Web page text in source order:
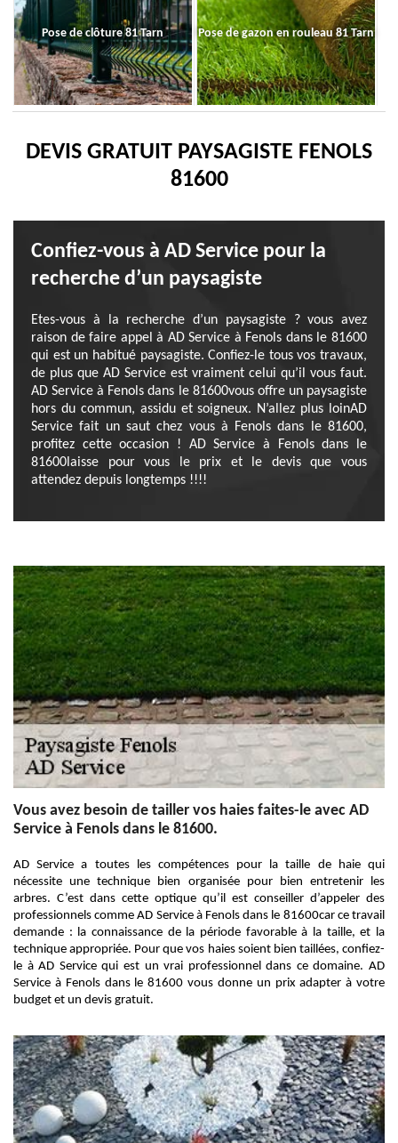
Pose de clôture 81 Tarn Pose de gazon en rouleau 81 Tarn
DEVIS GRATUIT PAYSAGISTE FENOLS
81600
Confiez-vous à AD Service pour la
recherche d’un paysagiste
Etes-vous à la recherche d’un paysagiste ? vous avez
raison de faire appel à AD Service à Fenols dans le 81600
qui est un habitué paysagiste. Confiez-le tous vos travaux,
de plus que AD Service est vraiment celui qu’il vous faut.
AD Service à Fenols dans le 81600vous offre un paysagiste
hors du commun, assidu et soigneux. N’allez plus loinAD
Service fait un saut chez vous à Fenols dans le 81600,
profitez cette occasion ! AD Service à Fenols dans le
81600laisse pour vous le prix et le devis que vous
attendez depuis longtemps !!!!
Vous avez besoin de tailler vos haies faites-le avec AD
Service à Fenols dans le 81600.
AD Service a toutes les compétences pour la taille de haie qui
nécessite une technique bien organisée pour bien entretenir les
arbres. C’est dans cette optique qu’il est conseiller d’appeler des
professionnels comme AD Service à Fenols dans le 81600car ce travail
demande : la connaissance de la période favorable à la taille, et la
technique appropriée. Pour que vos haies soient bien taillées, confiez-
le à AD Service qui est un vrai professionnel dans ce domaine. AD
Service à Fenols dans le 81600 vous donne un prix adapter à votre
budget et un devis gratuit.